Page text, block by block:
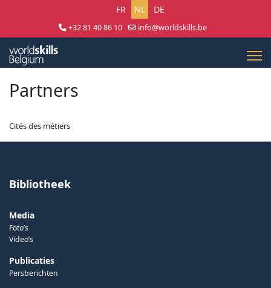
Selecteer uw taal
FR NL DE
+32 81 40 86 10
info@worldskills.be
Partners
Cités des métiers
Bibliotheek
Media
Foto’s
Video’s
Publicaties
Persberichten